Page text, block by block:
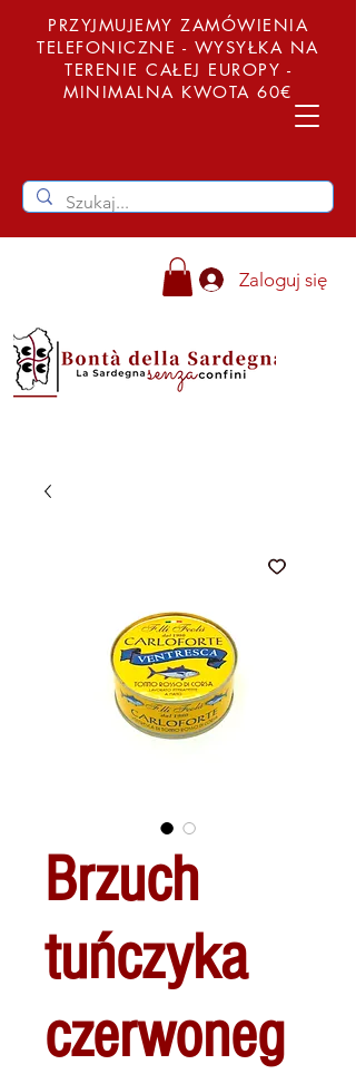
PRZYJMUJEMY ZAMÓWIENIA
TELEFONICZNE - WYSYŁKA NA
TERENIE CAŁEJ EUROPY -
MINIMALNA KWOTA 60€
Zaloguj się
Brzuch
tuńczyka
czerwoneg